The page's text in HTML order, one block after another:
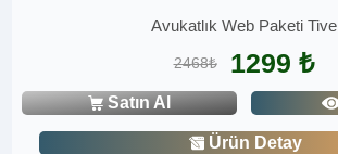
Avukatlık Web Paketi Tive
2468₺ 1299 ₺
Satın Al
Ürün Detay